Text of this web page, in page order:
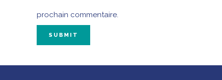
prochain commentaire.